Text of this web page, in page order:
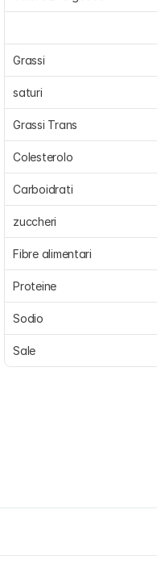
Grassi
saturi
Grassi Trans
Colesterolo
Carboidrati
zuccheri
Fibre alimentari
Proteine
Sodio
Sale